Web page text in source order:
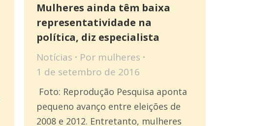
Mulheres ainda têm baixa
representatividade na
política, diz especialista
Notícias Por mulheres
1 de setembro de 2016
Foto: Reprodução Pesquisa aponta
pequeno avanço entre eleições de
2008 e 2012. Entretanto, mulheres